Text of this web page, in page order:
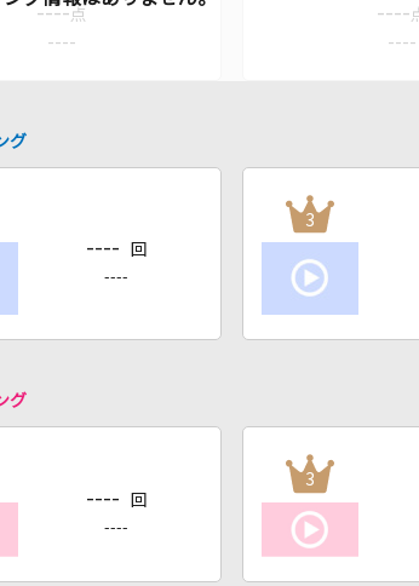
---- 点
----
----
----
グ
---- 回
----
3
グ
---- 回
----
3